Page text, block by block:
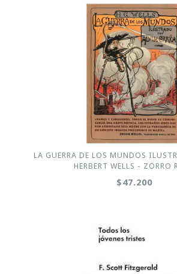
LA GUERRA DE LOS MUNDOS
HERBERT WELLS - ZORRO
$47.200